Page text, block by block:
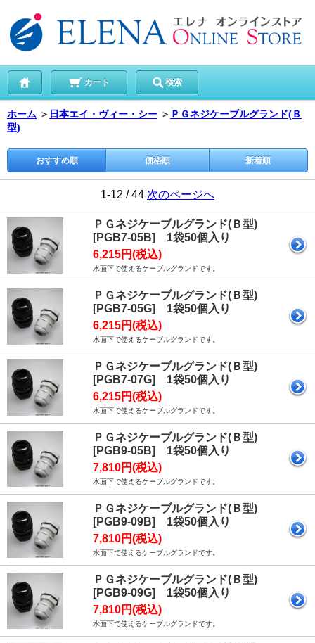
カート 検索
ホーム ＞ 日本エイ・ヴィー・シー ＞ ＰＧネジケーブルグランド(Ｂ
型)
おすすめ順 価格順 新着順
1-12 / 44 次のページへ
ＰＧネジケーブルグランド(Ｂ型)
[PGB7-05B] 1袋50個入り
6,215円(税込)
水面下で使えるケーブルグランドです。
ＰＧネジケーブルグランド(Ｂ型)
[PGB7-05G] 1袋50個入り
6,215円(税込)
水面下で使えるケーブルグランドです。
ＰＧネジケーブルグランド(Ｂ型)
[PGB7-07G] 1袋50個入り
6,215円(税込)
水面下で使えるケーブルグランドです。
ＰＧネジケーブルグランド(Ｂ型)
[PGB9-05B] 1袋50個入り
7,810円(税込)
水面下で使えるケーブルグランドです。
ＰＧネジケーブルグランド(Ｂ型)
[PGB9-09B] 1袋50個入り
7,810円(税込)
水面下で使えるケーブルグランドです。
ＰＧネジケーブルグランド(Ｂ型)
[PGB9-09G] 1袋50個入り
7,810円(税込)
水面下で使えるケーブルグランドです。